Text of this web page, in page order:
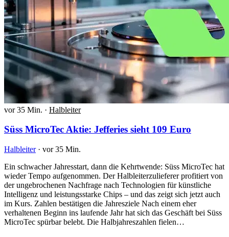
vor 35 Min. · Halbleiter
Süss MicroTec Aktie: Jefferies sieht 109 Euro
Halbleiter · vor 35 Min.
Ein schwacher Jahresstart, dann die Kehrtwende: Süss MicroTec hat
wieder Tempo aufgenommen. Der Halbleiterzulieferer profitiert von
der ungebrochenen Nachfrage nach Technologien für künstliche
Intelligenz und leistungsstarke Chips – und das zeigt sich jetzt auch
im Kurs. Zahlen bestätigen die Jahresziele Nach einem eher
verhaltenen Beginn ins laufende Jahr hat sich das Geschäft bei Süss
MicroTec spürbar belebt. Die Halbjahreszahlen fielen…